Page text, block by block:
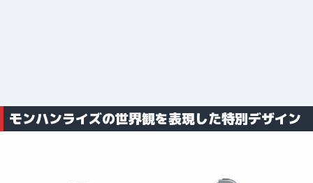
モンハンライズの世界観を表現した特別デザイン